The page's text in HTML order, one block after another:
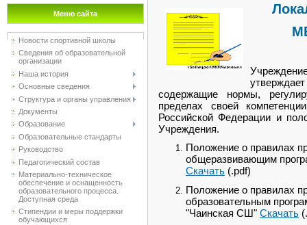
Меню сайта
Новости спортивной школы
Сведения об образовательной
организации
Наша история
Основные сведения
Структура и органы управления
Документы
Образование
Образовательные стандарты
Руководство
Педагогический состав
Материально-техническое
обеспечение и оснащенность
образовательного процесса.
Доступная среда
Стипендии и меры поддержки
обучающихся
содержащие нормы,
пределах своей
Российской Федерации и
Учреждения.
Положение о правилах
общеразвивающим
Скачать (.pdf)
Положение о правилах
образовательным
"Чаинская СШ" Скачать